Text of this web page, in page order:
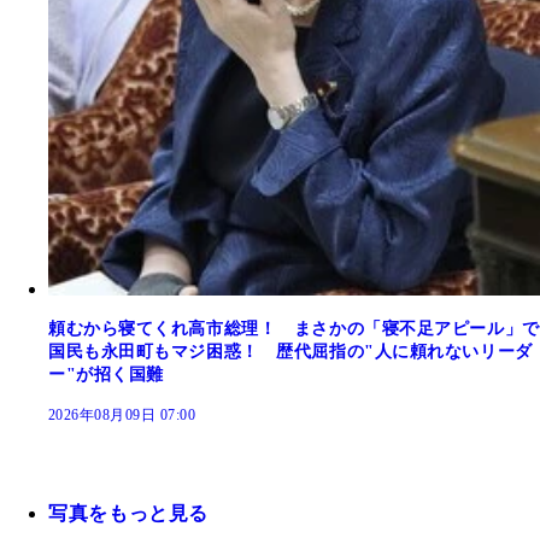
頼むから寝てくれ高市総理！ まさかの「寝不足アピール」で
国民も永田町もマジ困惑！ 歴代屈指の"人に頼れないリーダ
ー"が招く国難
2026年08月09日 07:00
写真をもっと見る